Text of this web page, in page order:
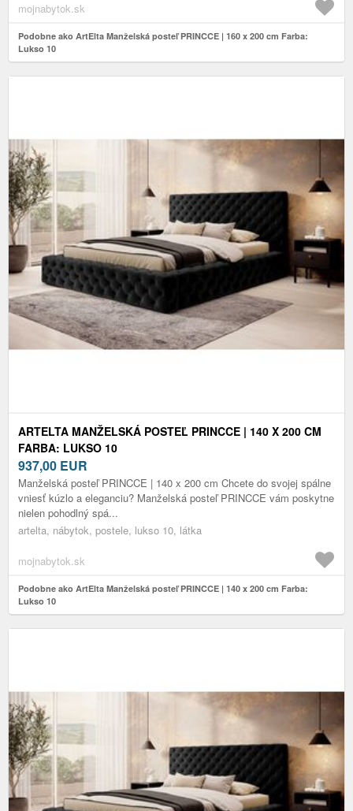
mojnabytok.sk
Podobne ako ArtElta Manželská posteľ PRINCCE | 160 x 200 cm Farba:
Lukso 10
ARTELTA MANŽELSKÁ POSTEĽ PRINCCE | 140 X 200 CM
FARBA: LUKSO 10
937,00 EUR
Manželská posteľ PRINCCE | 140 x 200 cm Chcete do svojej spálne
vniesť kúzlo a eleganciu? Manželská posteľ PRINCCE vám poskytne
nielen pohodlný spá...
artelta, nábytok, postele, lukso 10, látka
mojnabytok.sk
Podobne ako ArtElta Manželská posteľ PRINCCE | 140 x 200 cm Farba:
Lukso 10